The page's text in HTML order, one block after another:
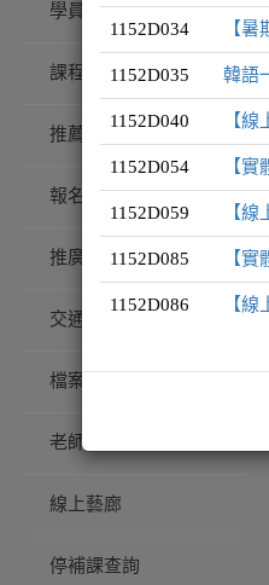
學員登入
課程總覽
推薦課程
報名注意事項
推廣QA
交通/校園配置
檔案下載
老師專訪
線上藝廊
停補課查詢
1152D034 【
1152D035 韓語
1152D040 【
1152D054 【
1152D059 【
1152D085 【
1152D086 【